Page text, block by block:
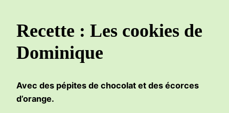
Recette : Les cookies de
Dominique
Avec des pépites de chocolat et des écorces
d’orange.